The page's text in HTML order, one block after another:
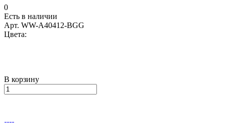
0
Есть в наличии
Арт. WW-A40412-BGG
Цвета:
В корзину